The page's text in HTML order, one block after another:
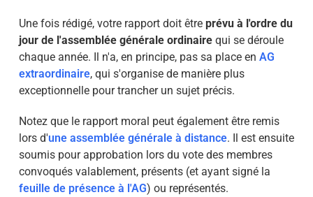
Une fois rédigé, votre rapport doit être prévu à l'ordre du
jour de l'assemblée générale ordinaire qui se déroule
chaque année. Il n'a, en principe, pas sa place en AG
extraordinaire, qui s'organise de manière plus
exceptionnelle pour trancher un sujet précis.
Notez que le rapport moral peut également être remis
lors d'une assemblée générale à distance. Il est ensuite
soumis pour approbation lors du vote des membres
convoqués valablement, présents (et ayant signé la
feuille de présence à l'AG) ou représentés.